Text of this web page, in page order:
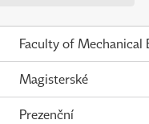
Faculty of Mechanical
Magisterské
Prezenční